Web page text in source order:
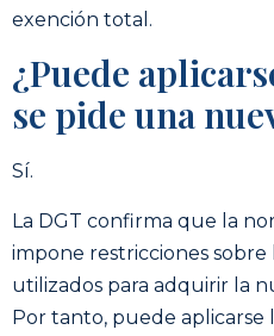
exención total.
¿Puede
se pide una
Sí.
La DGT confirma que la
impone restricciones sobre
utilizados para adquirir la
Por tanto, puede